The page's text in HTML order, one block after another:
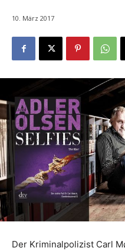
10. März 2017
Der Kriminalpolizist Carl